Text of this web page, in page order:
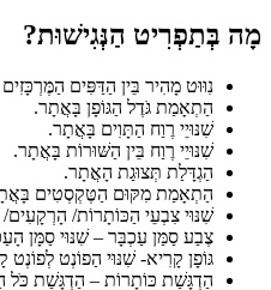
מָה בְּתַפְרִיט הַנְּגִישׁוּת?
נִוּוּט מָהִיר בֵּין הַדַּפִּים
הַתְאָמַת גֹּדֶל הַגּוֹפָן בָּאֲתָר.
שִׁנּוּיֵי רֶוַח הַתָּוִים בָּאֲתָר.
שִׁנּוּיֵי רֶוַח בֵּין הַשּׁוּרוֹת בָּאֲתָר.
הַגְדָּלַת תְּצוּגַת הָאֲתָר.
הַתְאָמַת מִקּוּם הַטֶּקְסְטִים
שִׁנּוּי צִבְעֵי הַכּוֹתָרוֹת/
צֶבַע סַמַּן עַכְבָּר – שִׁנּוּי סַמָּן
גּוֹפָן קָרִיא- שִׁנּוּי הַפוֹנְט לְפוֹנְט
הַדְגָּשַׁת כּוֹתָרוֹת – הַדְגָּשַׁת כֹּל